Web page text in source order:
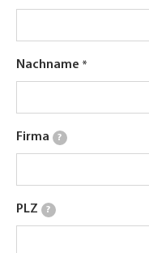
Nachname
Firma ?
PLZ ?